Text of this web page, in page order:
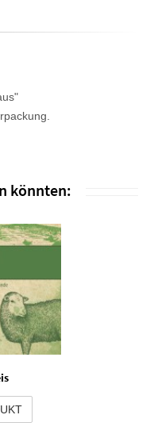
könnten: